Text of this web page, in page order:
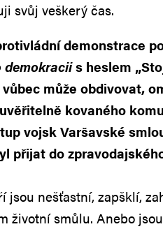
svůj veškerý čas.
demonstrace
demokraciis heslem
může obdivovat,
kovaného
vojsk Varšavské
přijat do
jsou nešťastní, zapšklí,
životní smůlu. Anebo